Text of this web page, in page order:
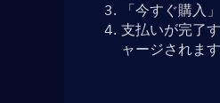
「今すぐ購入
支払いが完了
ャージされます